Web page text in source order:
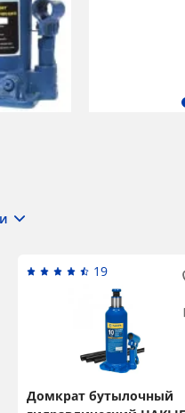
19
Домкрат бутылочный